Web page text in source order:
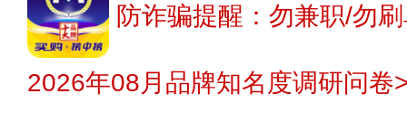
防诈骗提醒：勿兼职/勿
2026年08月品牌知名度调研问卷